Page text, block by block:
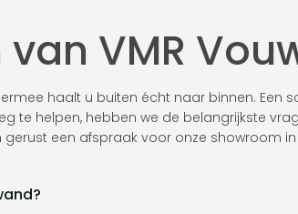
VMR
haalt u buiten écht naar binnen.
te helpen, hebben we de belangrijkste
een afspraak voor onze showroom in